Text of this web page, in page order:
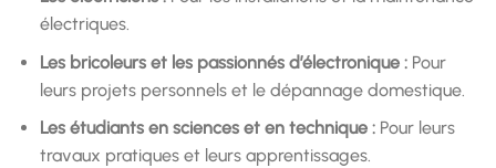
électriques.
Les bricoleurs et les passionnés d’électronique :Pour
leurs projets personnels et le dépannage domestique.
Les étudiants en sciences et en technique :Pour leurs
travaux pratiques et leurs apprentissages.